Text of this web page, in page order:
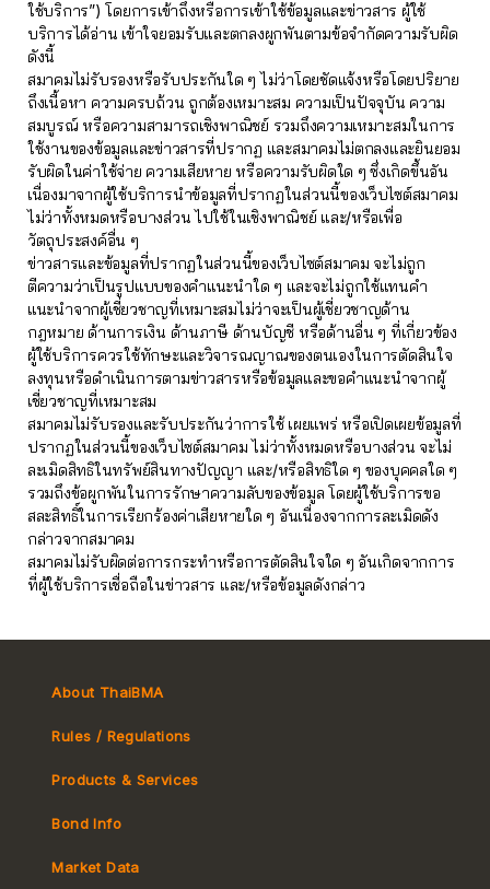
ใช้บริการ”) โดยการเข้าถึงหรือการเข้าใช้ข้อมูลและข่าวสาร ผู้ใช้
บริการได้อ่าน เข้าใจยอมรับและตกลงผูกพันตามข้อจำกัดความรับผิด
ดังนี้
สมาคมไม่รับรองหรือรับประกันใด ๆ ไม่ว่าโดยชัดแจ้งหรือโดยปริยาย
ถึงเนื้อหา ความครบถ้วน ถูกต้องเหมาะสม ความเป็นปัจจุบัน ความ
สมบูรณ์ หรือความสามารถเชิงพาณิชย์ รวมถึงความเหมาะสมในการ
ใช้งานของข้อมูลและข่าวสารที่ปรากฏ และสมาคมไม่ตกลงและยินยอม
รับผิดในค่าใช้จ่าย ความเสียหาย หรือความรับผิดใด ๆ ซึ่งเกิดขึ้นอัน
เนื่องมาจากผู้ใช้บริการนำข้อมูลที่ปรากฏในส่วนนี้ของเว็บไซต์สมาคม
ไม่ว่าทั้งหมดหรือบางส่วน ไปใช้ในเชิงพาณิชย์ และ/หรือเพื่อ
วัตถุประสงค์อื่น ๆ
ข่าวสารและข้อมูลที่ปรากฏในส่วนนี้ของเว็บไซต์สมาคม จะไม่ถูก
ตีความว่าเป็นรูปแบบของคำแนะนำใด ๆ และจะไม่ถูกใช้แทนคำ
แนะนำจากผู้เชี่ยวชาญที่เหมาะสมไม่ว่าจะเป็นผู้เชี่ยวชาญด้าน
กฎหมาย ด้านการเงิน ด้านภาษี ด้านบัญชี หรือด้านอื่น ๆ ที่เกี่ยวข้อง
ผู้ใช้บริการควรใช้ทักษะและวิจารณญาณของตนเองในการตัดสินใจ
ลงทุนหรือดำเนินการตามข่าวสารหรือข้อมูลและขอคำแนะนำจากผู้
เชี่ยวชาญที่เหมาะสม
สมาคมไม่รับรองและรับประกันว่าการใช้ เผยแพร่ หรือเปิดเผยข้อมูลที่
ปรากฏในส่วนนี้ของเว็บไซต์สมาคม ไม่ว่าทั้งหมดหรือบางส่วน จะไม่
ละเมิดสิทธิในทรัพย์สินทางปัญญา และ/หรือสิทธิใด ๆ ของบุคคลใด ๆ
รวมถึงข้อผูกพันในการรักษาความลับของข้อมูล โดยผู้ใช้บริการขอ
สละสิทธิ์ในการเรียกร้องค่าเสียหายใด ๆ อันเนื่องจากการละเมิดดัง
กล่าวจากสมาคม
สมาคมไม่รับผิดต่อการกระทำหรือการตัดสินใจใด ๆ อันเกิดจากการ
ที่ผู้ใช้บริการเชื่อถือในข่าวสาร และ/หรือข้อมูลดังกล่าว
About ThaiBMA
Rules / Regulations
Tax
Products & Services
Bond Info
Market Data